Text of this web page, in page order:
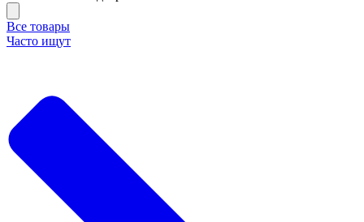
Все товары
Часто ищут